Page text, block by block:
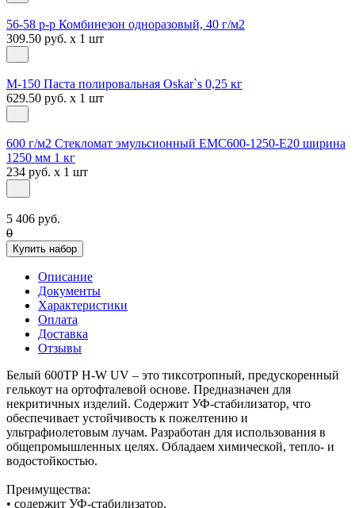
56-58 р-р Комбинезон одноразовый, 40 г/м2
309.50 руб. x 1 шт
М-150 Паста полировальная Oskar`s 0,25 кг
629.50 руб. x 1 шт
600 г/м2 Стекломат эмульсионный EMC600-1250-E20 ширина
1250 мм 1 кг
234 руб. x 1 шт
5 406 руб.
0
Купить набор
Описание
Документы
Характеристики
Оплата
Доставка
Отзывы
Белый 600ТР H-W UV – это тиксотропный, предускоренный
гелькоут на ортофталевой основе. Предназначен для
некритичных изделий. Содержит УФ-стабилизатор, что
обеспечивает устойчивость к пожелтению и
ультрафиолетовым лучам. Разработан для использования в
общепромышленных целях. Обладаем химической, тепло- и
водостойкостью.
Преимущества:
• содержит УФ-стабилизатор,